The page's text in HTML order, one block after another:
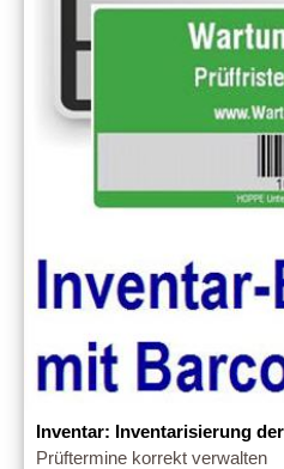
Inventar: Inventarisierung
Prüftermine korrekt verwalten